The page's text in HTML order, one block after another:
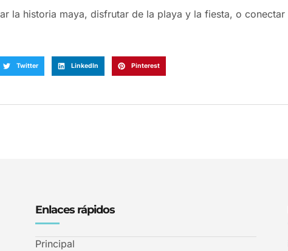
la historia maya, disfrutar de la playa y la fiesta, o conectar
Twitter LinkedIn Pinterest
Enlaces rápidos
Principal